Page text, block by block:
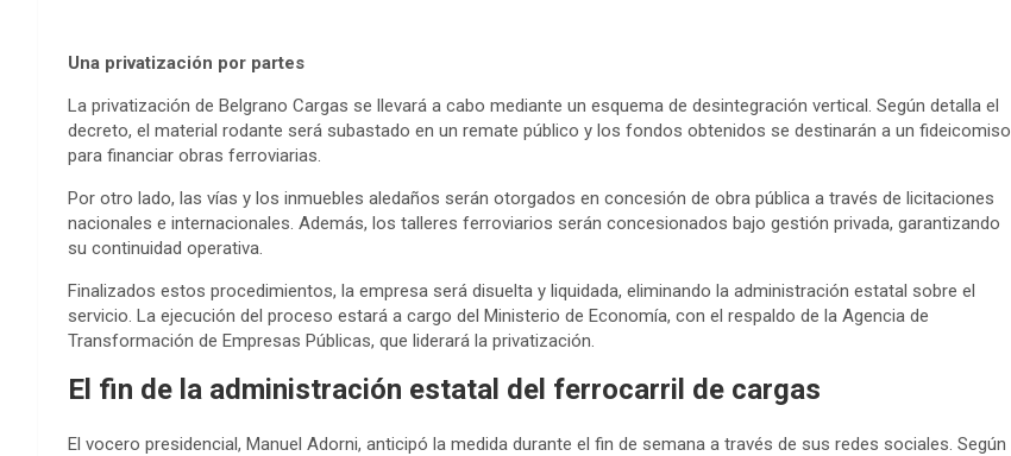
Una privatización por partes
La privatización de Belgrano Cargas se llevará a cabo mediante un esquema de desintegración vertical. Según detalla el
decreto, el material rodante será subastado en un remate público y los fondos obtenidos se destinarán a un fideicomiso
para financiar obras ferroviarias.
Por otro lado, las vías y los inmuebles aledaños serán otorgados en concesión de obra pública a través de licitaciones
nacionales e internacionales. Además, los talleres ferroviarios serán concesionados bajo gestión privada, garantizando
su continuidad operativa.
Finalizados estos procedimientos, la empresa será disuelta y liquidada, eliminando la administración estatal sobre el
servicio. La ejecución del proceso estará a cargo del Ministerio de Economía, con el respaldo de la Agencia de
Transformación de Empresas Públicas, que liderará la privatización.
El fin de la administración estatal del ferrocarril de cargas
El vocero presidencial, Manuel Adorni, anticipó la medida durante el fin de semana a través de sus redes sociales. Según